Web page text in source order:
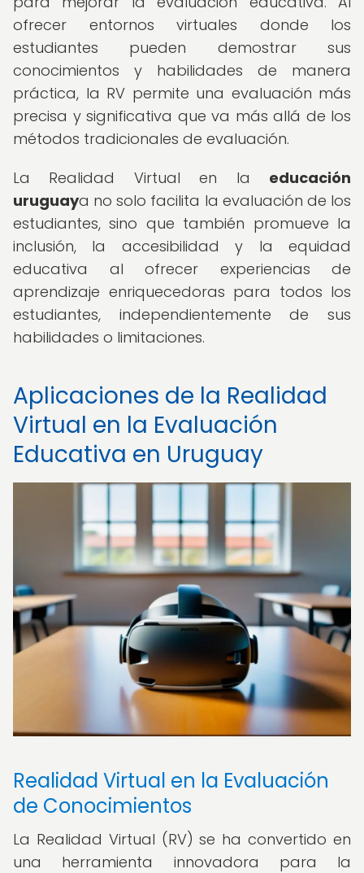
ofrecer entornos virtuales donde los
estudiantes pueden demostrar sus
conocimientos y habilidades de manera
práctica, la RV permite una evaluación más
precisa y significativa que va más allá de los
métodos tradicionales de evaluación.
La Realidad Virtual en la educación
uruguaya no solo facilita la evaluación de los
estudiantes, sino que también promueve la
inclusión, la accesibilidad y la equidad
educativa al ofrecer experiencias de
aprendizaje enriquecedoras para todos los
estudiantes, independientemente de sus
habilidades o limitaciones.
Aplicaciones de la Realidad
Virtual en la Evaluación
Educativa en Uruguay
Realidad Virtual en la Evaluación
de Conocimientos
La Realidad Virtual (RV) se ha convertido en
una herramienta innovadora para la